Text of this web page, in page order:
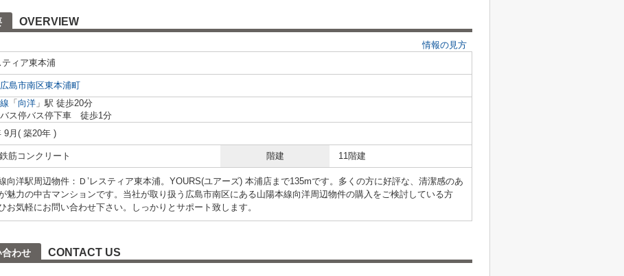
OVERVIEW
情報の見方
ティア東本浦
広島市南区東本浦町
「 向洋 」駅 徒歩20分
ス停バス停下車 徒歩1分
9月( 築20年 )
筋コンクリート 階建 11階建
向洋駅周辺物件：Ｄ’レスティア東本浦。YOURS(ユアーズ) 本浦店まで135mです。多くの方に好評な、清潔感のあ
魅力の中古マンションです。当社が取り扱う広島市南区にある山陽本線向洋周辺物件の購入をご検討している方
お気軽にお問い合わせ下さい。しっかりとサポート致します。
合わせ CONTACT US